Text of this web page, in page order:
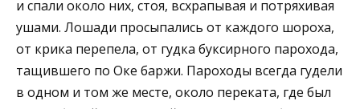
и спали около них, стоя, всхрапывая и потряхивая
ушами. Лошади просыпались от каждого шороха,
от крика перепела, от гудка буксирного парохода,
тащившего по Оке баржи. Пароходы всегда гудели
в одном и том же месте, около переката, где был